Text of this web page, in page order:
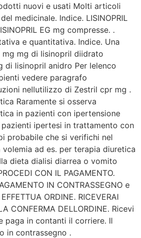
nuovi e usati Molti articoli
medicinale. Indice. LISINOPRIL
EG mg compresse. .
e quantitativa. Indice. Una
mg mg di lisinopril diidrato
di lisinopril anidro Per lelenco
vedere paragrafo
nellutilizzo di Zestril cpr mg .
Raramente si osserva
in pazienti con ipertensione
ipertesi in trattamento con
probabile che si verifichi nel
ad es. per terapia diuretica
dieta dialisi diarrea o vomito
CON IL PAGAMENTO.
IN CONTRASSEGNO e
ORDINE. RICEVERAI
CONFERMA DELLORDINE. Ricevi
paga in contanti il corriere. Il
in contrassegno .